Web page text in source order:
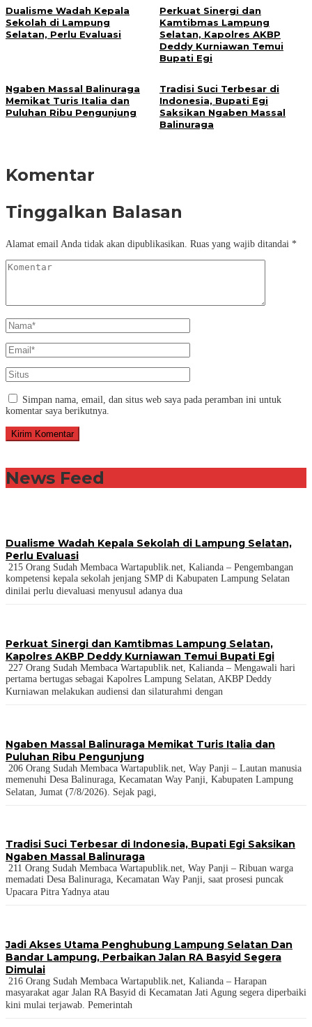
Dualisme Wadah Kepala
Sekolah di Lampung
Selatan, Perlu Evaluasi
Perkuat Sinergi dan
Kamtibmas Lampung
Selatan, Kapolres AKBP
Deddy Kurniawan Temui
Bupati Egi
Ngaben Massal Balinuraga
Memikat Turis Italia dan
Puluhan Ribu Pengunjung
Tradisi Suci Terbesar di
Indonesia, Bupati Egi
Saksikan Ngaben Massal
Balinuraga
Komentar
Tinggalkan Balasan
Alamat email Anda tidak akan dipublikasikan. Ruas yang wajib ditandai *
Simpan nama, email, dan situs web saya pada peramban ini untuk
komentar saya berikutnya.
News Feed
Dualisme Wadah Kepala Sekolah di Lampung Selatan,
Perlu Evaluasi
215 Orang Sudah Membaca Wartapublik.net, Kalianda – Pengembangan
kompetensi kepala sekolah jenjang SMP di Kabupaten Lampung Selatan
dinilai perlu dievaluasi menyusul adanya dua
Perkuat Sinergi dan Kamtibmas Lampung Selatan,
Kapolres AKBP Deddy Kurniawan Temui Bupati Egi
227 Orang Sudah Membaca Wartapublik.net, Kalianda – Mengawali hari
pertama bertugas sebagai Kapolres Lampung Selatan, AKBP Deddy
Kurniawan melakukan audiensi dan silaturahmi dengan
Ngaben Massal Balinuraga Memikat Turis Italia dan
Puluhan Ribu Pengunjung
206 Orang Sudah Membaca Wartapublik.net, Way Panji – Lautan manusia
memenuhi Desa Balinuraga, Kecamatan Way Panji, Kabupaten Lampung
Selatan, Jumat (7/8/2026). Sejak pagi,
Tradisi Suci Terbesar di Indonesia, Bupati Egi Saksikan
Ngaben Massal Balinuraga
211 Orang Sudah Membaca Wartapublik.net, Way Panji – Ribuan warga
memadati Desa Balinuraga, Kecamatan Way Panji, saat prosesi puncak
Upacara Pitra Yadnya atau
Jadi Akses Utama Penghubung Lampung Selatan Dan
Bandar Lampung, Perbaikan Jalan RA Basyid Segera
Dimulai
216 Orang Sudah Membaca Wartapublik.net, Kalianda – Harapan
masyarakat agar Jalan RA Basyid di Kecamatan Jati Agung segera diperbaiki
kini mulai terjawab. Pemerintah